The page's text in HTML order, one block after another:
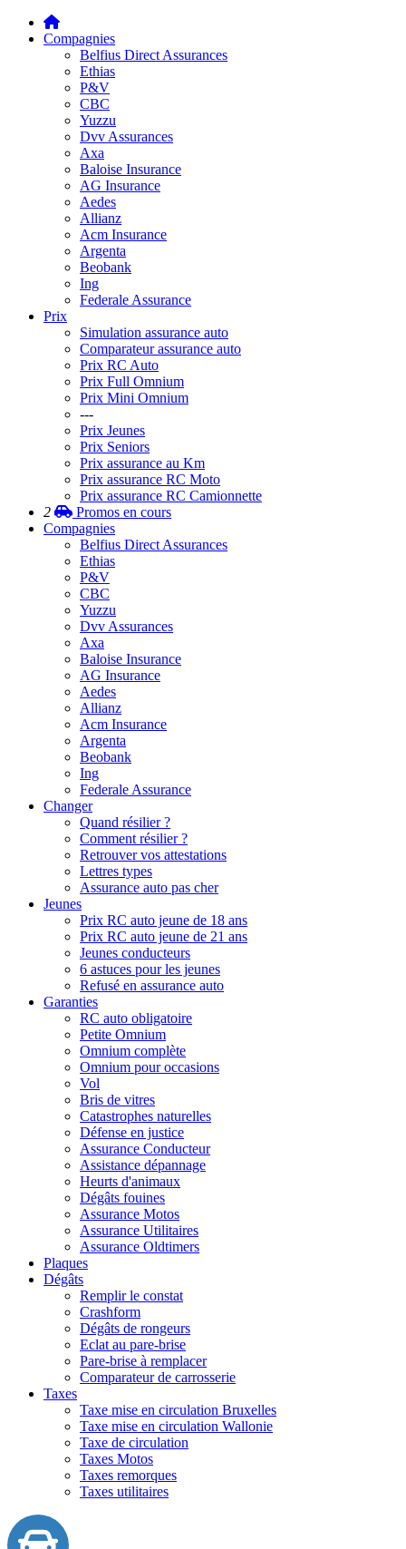
Compagnies
Belfius Direct Assurances
Ethias
P&V
CBC
Yuzzu
Dvv Assurances
Axa
Baloise Insurance
AG Insurance
Aedes
Allianz
Acm Insurance
Argenta
Beobank
Ing
Federale Assurance
Prix
Simulation assurance auto
Comparateur assurance auto
Prix RC Auto
Prix Full Omnium
Prix Mini Omnium
---
Prix Jeunes
Prix Seniors
Prix assurance au Km
Prix assurance RC Moto
Prix assurance RC Camionnette
2
Promos en cours
Compagnies
Belfius Direct Assurances
Ethias
P&V
CBC
Yuzzu
Dvv Assurances
Axa
Baloise Insurance
AG Insurance
Aedes
Allianz
Acm Insurance
Argenta
Beobank
Ing
Federale Assurance
Changer
Quand résilier ?
Comment résilier ?
Retrouver vos attestations
Lettres types
Assurance auto pas cher
Jeunes
Prix RC auto jeune de 18 ans
Prix RC auto jeune de 21 ans
Jeunes conducteurs
6 astuces pour les jeunes
Refusé en assurance auto
Garanties
RC auto obligatoire
Petite Omnium
Omnium complète
Omnium pour occasions
Vol
Bris de vitres
Catastrophes naturelles
Défense en justice
Assurance Conducteur
Assistance dépannage
Heurts d'animaux
Dégâts fouines
Assurance Motos
Assurance Utilitaires
Assurance Oldtimers
Plaques
Dégâts
Remplir le constat
Crashform
Dégâts de rongeurs
Eclat au pare-brise
Pare-brise à remplacer
Comparateur de carrosserie
Taxes
Taxe mise en circulation Bruxelles
Taxe mise en circulation Wallonie
Taxe de circulation
Taxes Motos
Taxes remorques
Taxes utilitaires